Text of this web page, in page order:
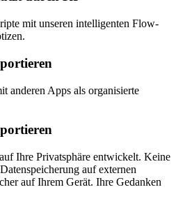
mit unseren intelligenten Flow-
anderen Apps als organisierte
Ihre Privatsphäre entwickelt. Keine
auf externen
auf Ihrem Gerät. Ihre Gedanken